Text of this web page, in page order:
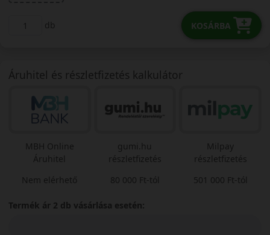
db KOSÁRBA
Áruhitel és részletfizetés kalkulátor
MBH Online
Áruhitel
Nem elérhető
gumi.hu
részletfizetés
80 000 Ft-tól
Milpay
részletfizetés
501 000 Ft-tól
Termék ár 2 db vásárlása esetén: